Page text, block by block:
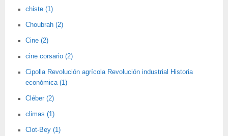
chiste (1)
Choubrah (2)
Cine (2)
cine corsario (2)
Cipolla Revolución agrícola Revolución industrial Historia
económica (1)
Cléber (2)
climas (1)
Clot-Bey (1)